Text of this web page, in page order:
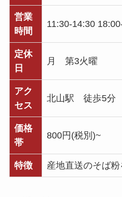
営業
時間
11:30-14:30
定休
日
月 第3火曜
アク
セス
北山駅 徒歩5分
価格
帯
800円(税別)~
特徴 産地直送のそば粉